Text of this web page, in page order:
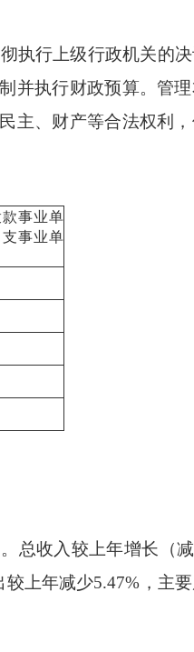
执行上级行政机关的
并执行财政预算。管
主、财产等合法权利
事业单
事业单
总收入较上年增长（减
上年减少5.47%，主